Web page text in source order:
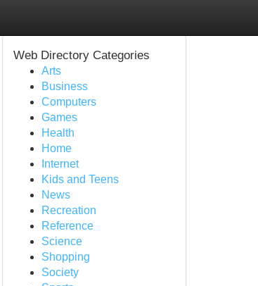
Web Directory Categories
Arts
Business
Computers
Games
Health
Home
Internet
Kids and Teens
News
Recreation
Reference
Science
Shopping
Society